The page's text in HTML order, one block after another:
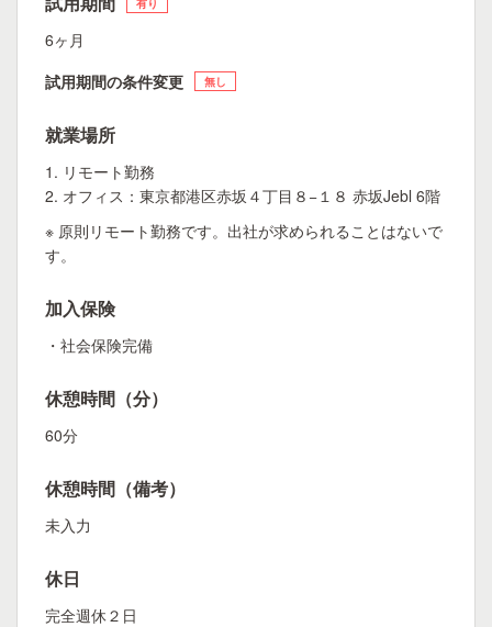
6ヶ月
試用期間の条件変更
無し
就業場所
1. リモート勤務
2. オフィス：東京都港区赤坂４丁目８−１８ 赤坂Jebl 6階
※ 原則リモート勤務です。出社が求められることはないで
す。
加入保険
・社会保険完備
休憩時間（分）
60分
休憩時間（備考）
未入力
休日
完全週休２日